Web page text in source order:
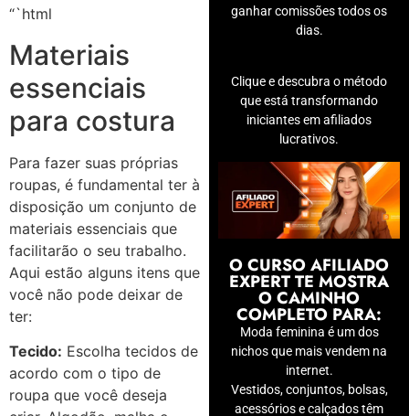
“`html
Materiais
essenciais
para costura
Para fazer suas próprias
roupas, é fundamental ter à
disposição um conjunto de
materiais essenciais que
facilitarão o seu trabalho.
Aqui estão alguns itens que
você não pode deixar de
ter:
Tecido: Escolha tecidos de
acordo com o tipo de
roupa que você deseja
ganhar comissões todos os
dias.
Clique e descubra o método
que está transformando
iniciantes em afiliados
lucrativos.
O CURSO AFILIADO
EXPERT TE MOSTRA
O CAMINHO
COMPLETO PARA:
Moda feminina é um dos
nichos que mais vendem na
internet.
Vestidos, conjuntos, bolsas,
acessórios e calçados têm